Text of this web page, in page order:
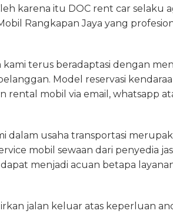
karena itu DOC rent car selaku
Rangkapan Jaya yang
terus beradaptasi dengan
Model reservasi
rental mobil via email, whatsapp
dalam usaha transportasi
mobil sewaan dari penyedia
menjadi acuan betapa
jalan keluar atas keperluan